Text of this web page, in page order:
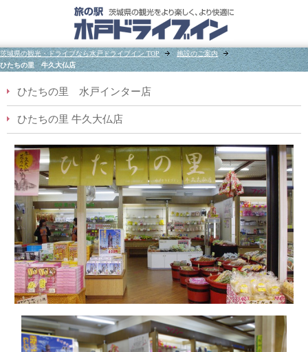
茨城県の観光・ドライブなら水戸ドライブイン TOP
施設のご案内
ひたちの里 牛久大仏店
ひたちの里 水戸インター店
ひたちの里 牛久大仏店